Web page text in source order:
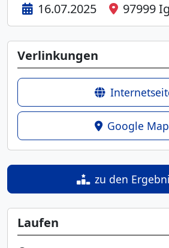
16.07.2025 97999
zu den
Laufen
Verlinkungen
Google